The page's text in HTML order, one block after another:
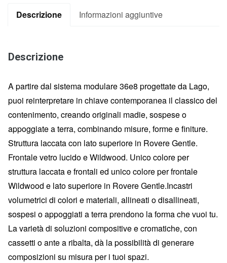
Descrizione Informazioni aggiuntive
Descrizione
A partire dal sistema modulare 36e8 progettate da Lago,
puoi reinterpretare in chiave contemporanea il classico del
contenimento, creando originali madie, sospese o
appoggiate a terra, combinando misure, forme e finiture.
Struttura laccata con lato superiore in Rovere Gentle.
Frontale vetro lucido e Wildwood. Unico colore per
struttura laccata e frontali ed unico colore per frontale
Wildwood e lato superiore in Rovere Gentle.Incastri
volumetrici di colori e materiali, allineati o disallineati,
sospesi o appoggiati a terra prendono la forma che vuoi tu.
La varietà di soluzioni compositive e cromatiche, con
cassetti o ante a ribalta, dà la possibilità di generare
composizioni su misura per i tuoi spazi.